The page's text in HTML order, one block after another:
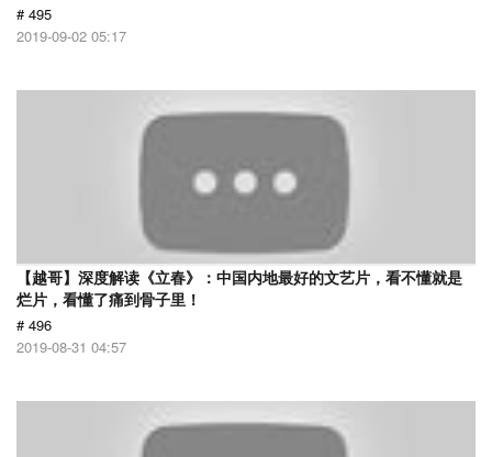
# 495
2019-09-02 05:17
【越哥】深度解读《立春》：中国内地最好的文艺片，看不懂就是
烂片，看懂了痛到骨子里！
# 496
2019-08-31 04:57